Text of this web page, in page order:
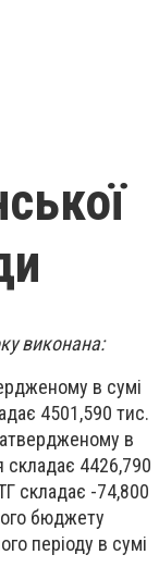
виконана:
в сумі
4501,590 тис.
в
складає 4426,790
складає -74,800
бюджету
періоду в сумі